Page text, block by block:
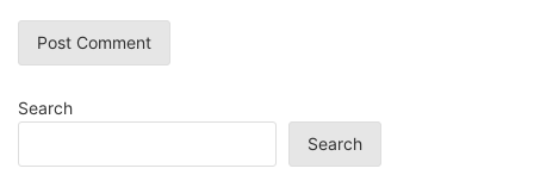
Search
Search